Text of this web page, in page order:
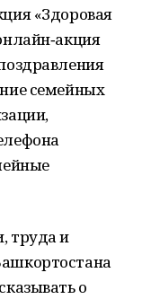
«Здоровая
семейных
труда и
о